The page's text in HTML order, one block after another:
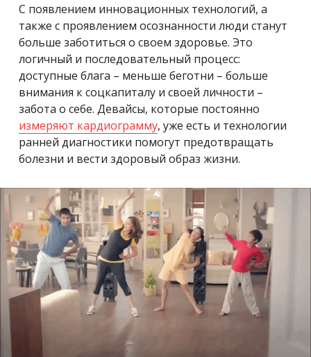
С появлением инновационных технологий, а
также с проявлением осознанности люди станут
больше заботиться о своем здоровье. Это
логичный и последовательный процесс:
доступные блага – меньше беготни – больше
внимания к соцкапиталу и своей личности –
забота о себе. Девайсы, которые постоянно
измеряют кардиограмму, уже есть и технологии
ранней диагностики помогут предотвращать
болезни и вести здоровый образ жизни.